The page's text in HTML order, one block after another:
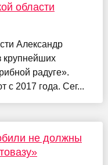
области
Александр
крупнейших
радуге».
2017 года. Сег...
не должны